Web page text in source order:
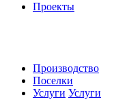
Проекты
Производство
Поселки
Услуги Услуги